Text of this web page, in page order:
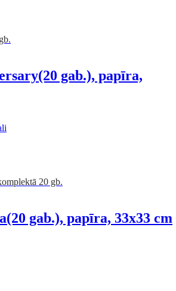
(20 gab.), papīra,
20 gb.
(20 gab.), papīra, 33x33 cm